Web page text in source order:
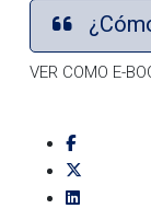
VER COMO E-